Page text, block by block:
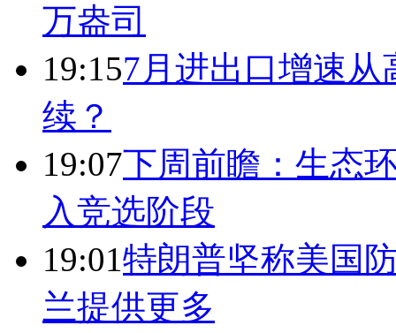
万盎司
19:157月进出口增速
续？
19:07下周前瞻：生态
入竞选阶段
19:01特朗普坚称美国
兰提供更多